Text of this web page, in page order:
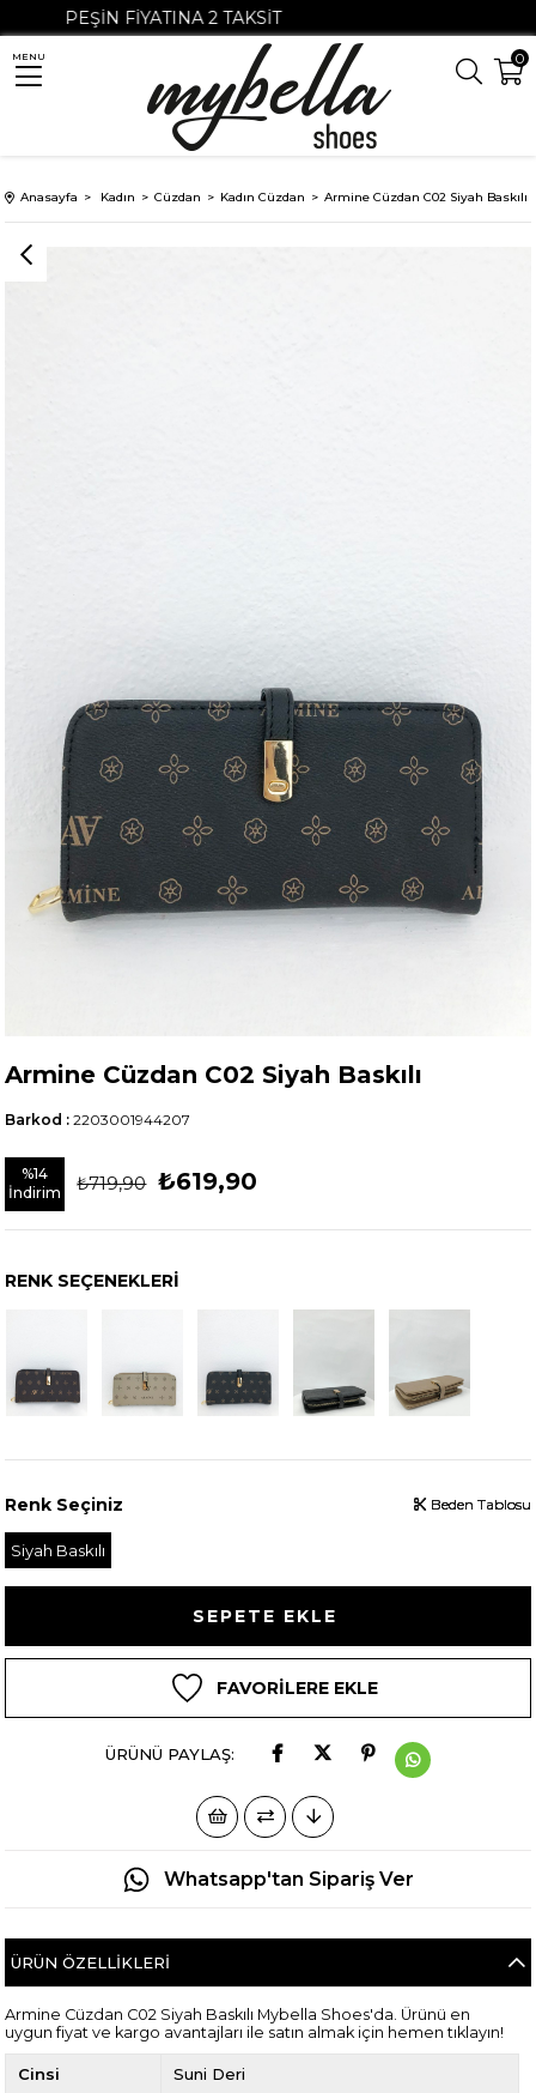
PEŞIN FIYATINA 2 TAKSIT
MENU 0
Anasayfa Kadın Cüzdan Kadın Cüzdan Armine Cüzdan C02 Siyah Baskılı
Armine Cüzdan C02 Siyah Baskılı
Barkod : 2203001944207
%14
İndirim
₺719,90 ₺619,90
RENK SEÇENEKLERI
Renk Seçiniz
Siyah Baskılı
Beden Tablosu
Beden Tablosu
Beden Tablosu
FAVORILERE EKLE
ÜRÜNÜ PAYLAŞ:
Whatsapp'tan Sipariş Ver
ÜRÜN ÖZELLIKLERI
Armine Cüzdan C02 Siyah Baskılı Mybella Shoes'da. Ürünü en
uygun fiyat ve kargo avantajları ile satın almak için hemen tıklayın!
Cinsi Suni Deri